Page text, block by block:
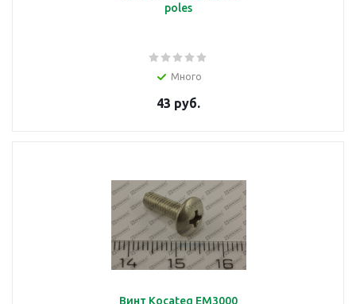
подробнее
Колба-Стакан
подробнее
poles
Много
43 руб.
Винт Kocateq EM3000